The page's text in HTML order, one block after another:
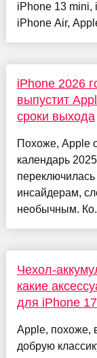
iPhone 13 mini,
iPhone Air,
iPhone 2026
выпустит
сроки выхода
Похоже, Apple
календарь
инсайдерам,
необычным.
Чехол-
какие
для iPhone
Apple, похоже,
добрую